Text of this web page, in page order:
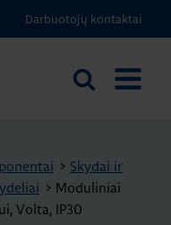
Darbuotojų kontaktai
Ieškoti
> Skydai ir
> Moduliniai
Volta, IP30